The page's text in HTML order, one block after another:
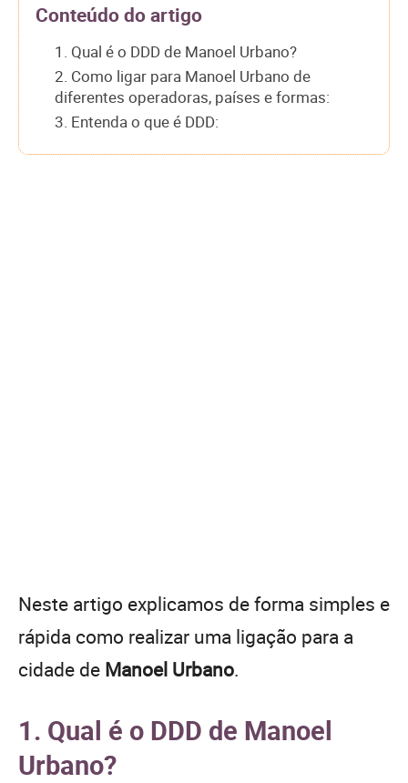
Conteúdo do artigo
1. Qual é o DDD de Manoel Urbano?
2. Como ligar para Manoel Urbano de
diferentes operadoras, países e formas:
3. Entenda o que é DDD:
Neste artigo explicamos de forma simples e
rápida como realizar uma ligação para a
cidade de Manoel Urbano.
1. Qual é o DDD de Manoel
Urbano?